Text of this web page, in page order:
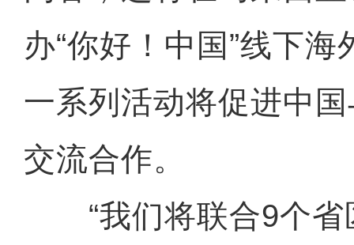
办“你好！中国”线下
一系列活动将促进中
交流合作。
“我们将联合9个省